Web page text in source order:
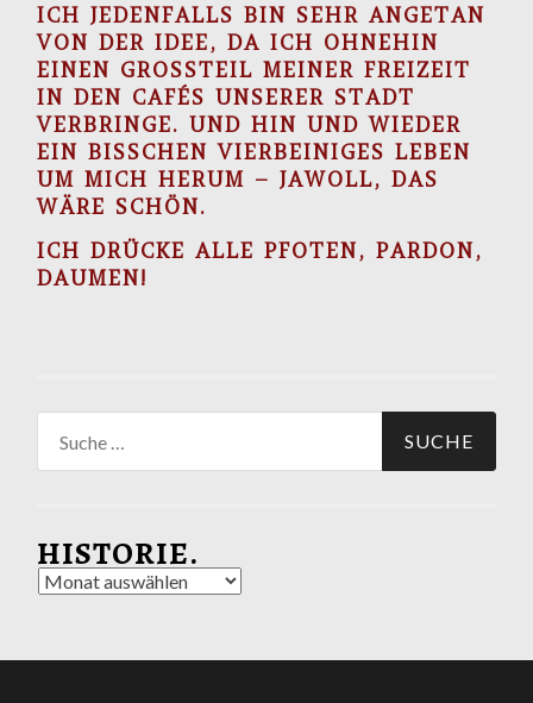
ICH JEDENFALLS BIN SEHR ANGETAN
VON DER IDEE, DA ICH OHNEHIN
EINEN GROSSTEIL MEINER FREIZEIT I
N DEN CAFÉS UNSERER STADT V
ERBRINGE. UND HIN UND WIEDER E
IN BISSCHEN VIERBEINIGES LEBEN U
M MICH HERUM – JAWOLL, DAS W
ÄRE SCHÖN.
ICH DRÜCKE ALLE PFOTEN, PARDON,
DAUMEN!
nach:
HISTORIE.
Historie.